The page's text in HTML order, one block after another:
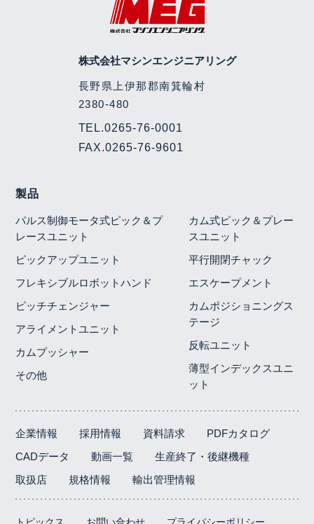
株式会社マシンエンジニアリング
長野県上伊那郡南箕輪村
2380-480
TEL.0265-76-0001
FAX.0265-76-9601
製品
パルス制御モータ式ピック＆プ
レースユニット
ピックアップユニット
フレキシブルロボットハンド
ピッチチェンジャー
アライメントユニット
カムプッシャー
その他
カム式ピック＆プレー
スユニット
平行開閉チャック
エスケープメント
カムポジショニングス
テージ
反転ユニット
薄型インデックスユニ
ット
企業情報 採用情報 資料請求
PDFカタログ
CADデータ
動画一覧
生産終了・後継機種
取扱店
規格情報 輸出管理情報